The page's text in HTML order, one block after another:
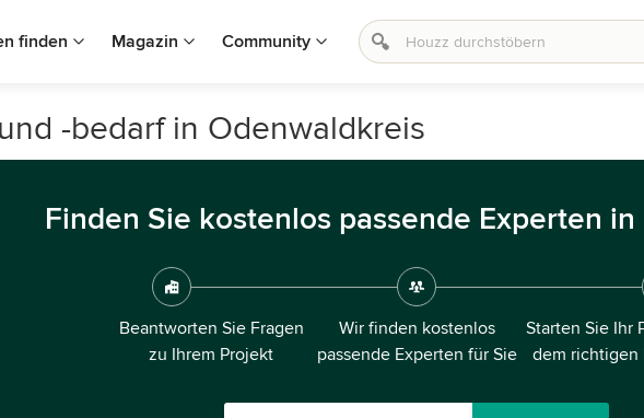
finden Magazin Community
-bedarf in Odenwaldkreis
Finden Sie kostenlos passende Experten
Beantworten Sie Fragen
zu Ihrem Projekt
Wir finden kostenlos
passende Experten für Sie
Starten Sie Ihr
dem richtigen